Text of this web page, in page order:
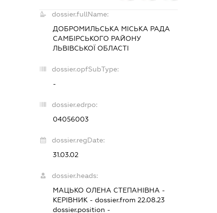
dossier.fullName:
ДОБРОМИЛЬСЬКА МІСЬКА РАДА
САМБІРСЬКОГО РАЙОНУ
ЛЬВІВСЬКОЇ ОБЛАСТІ
dossier.opfSubType:
-
dossier.edrpo:
04056003
dossier.regDate:
31.03.02
dossier.heads:
МАЦЬКО ОЛЕНА СТЕПАНІВНА -
КЕРІВНИК - dossier.from 22.08.23
dossier.position -